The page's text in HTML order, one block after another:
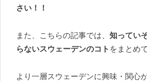
さい！！
また、こちらの記事では、 知ってい
らないスウェーデンのコト をまとめ
より一層スウェーデンに興味・関心